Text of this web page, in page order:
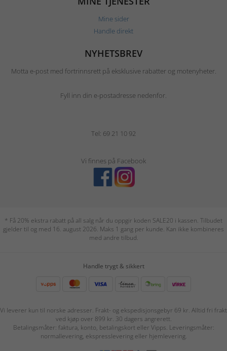
Mine sider
Handle direkt
NYHETSBREV
Motta e-post med fortrinnsrett på eksklusive rabatter og motenyheter.
Fyll inn din e-postadresse nedenfor.
Tel: 69 21 10 92
Vi finnes på Facebook
* Få 20% ekstra rabatt på all salg når du oppgir koden SALE20 i kassen. Tilbudet
gjelder til og med 16. august 2026. Maks 1 gang per kunde. Kan ikke kombineres
med andre tilbud.
Handle trygt & sikkert
Vi leverer kun til norske adresser. Frakt- og ekspedisjonsgebyr 69 kr. Alltid fri frakt
ved kjøp over 899 kr. 30 dagers angrerett.
Betalingsmåter: faktura, konto, betalingskort eller Vipps. Leveringsmåter:
normallevering, ekspresslevering eller hjemlevering.